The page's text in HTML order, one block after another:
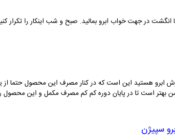
در جهت خواب ابرو بمالید. صبح و شب اینکار را تکرار
بهتر است تا در پایان دوره کم کم مصرف مکمل و این محصول
سپیژن